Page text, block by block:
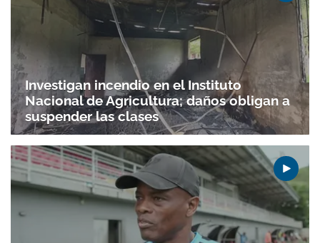
Investigan incendio en el Instituto
Nacional de Agricultura; daños obligan a
suspender las clases